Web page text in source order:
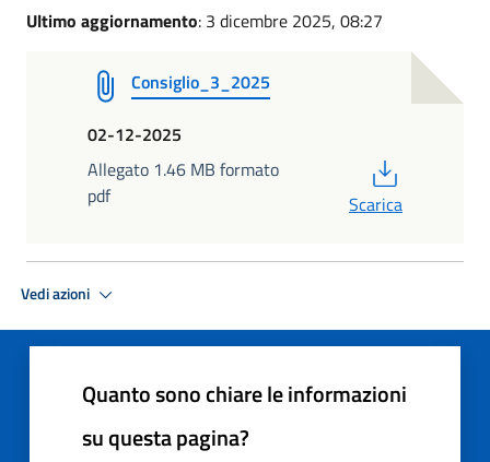
Ultimo aggiornamento: 3 dicembre 2025, 08:27
Consiglio_3_2025
02-12-2025
Allegato 1.46 MB formato
pdf
Scarica
Vedi azioni
Quanto sono chiare le informazioni
su questa pagina?